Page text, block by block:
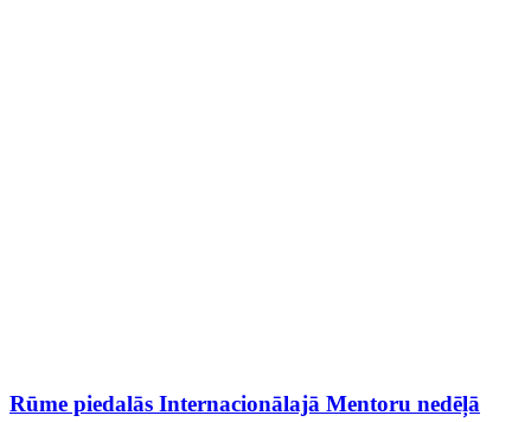
Rūme piedalās Internacionālajā Mentoru nedēļā